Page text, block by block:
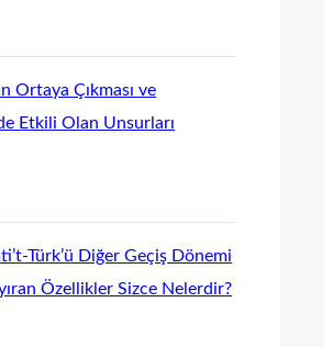
Ortaya Çıkması ve
Etkili Olan Unsurları
Türk’ü Diğer Geçiş Dönemi
Özellikler Sizce Nelerdir?